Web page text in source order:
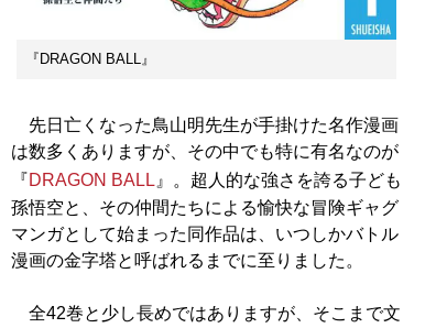
『DRAGON BALL』
先日亡くなった鳥山明先生が手掛けた名作漫画
は数多くありますが、その中でも特に有名なのが
『DRAGON BALL 』。超人的な強さを誇る子ども
孫悟空と、その仲間たちによる愉快な冒険ギャグ
マンガとして始まった同作品は、いつしかバトル
漫画の金字塔と呼ばれるまでに至りました。
全42巻と少し長めではありますが、そこまで文